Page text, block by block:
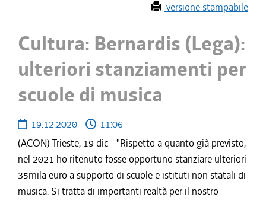
versione stampabile
Cultura: Bernardis (Lega):
ulteriori stanziamenti per
scuole di musica
19.12.2020
11:06
(ACON) Trieste, 19 dic - "Rispetto a quanto già previsto,
nel 2021 ho ritenuto fosse opportuno stanziare ulteriori
35mila euro a supporto di scuole e istituti non statali di
musica. Si tratta di importanti realtà per il nostro